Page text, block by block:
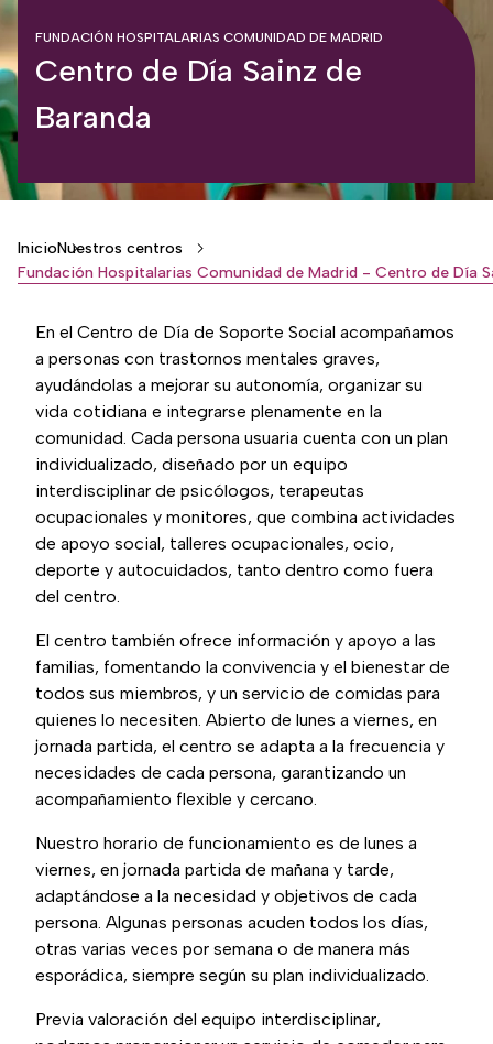
FUNDACIÓN HOSPITALARIAS COMUNIDAD DE MADRID
Centro de Día Sainz de
Baranda
Breadcrumb
InicioNuestros centros
En el Centro de Día de Soporte Social acompañamos
a personas con trastornos mentales graves,
ayudándolas a mejorar su autonomía, organizar su
vida cotidiana e integrarse plenamente en la
comunidad. Cada persona usuaria cuenta con un plan
individualizado, diseñado por un equipo
interdisciplinar de psicólogos, terapeutas
ocupacionales y monitores, que combina actividades
de apoyo social, talleres ocupacionales, ocio,
deporte y autocuidados, tanto dentro como fuera
del centro.
El centro también ofrece información y apoyo a las
familias, fomentando la convivencia y el bienestar de
todos sus miembros, y un servicio de comidas para
quienes lo necesiten. Abierto de lunes a viernes, en
jornada partida, el centro se adapta a la frecuencia y
necesidades de cada persona, garantizando un
acompañamiento flexible y cercano.
Nuestro horario de funcionamiento es de lunes a
viernes, en jornada partida de mañana y tarde,
adaptándose a la necesidad y objetivos de cada
persona. Algunas personas acuden todos los días,
otras varias veces por semana o de manera más
esporádica, siempre según su plan individualizado.
Previa valoración del equipo interdisciplinar,